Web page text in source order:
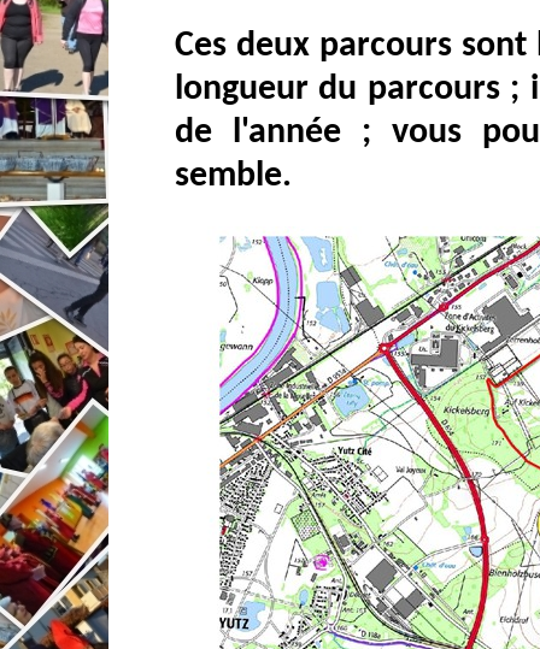
Ces deux parcours
longueur du parcours ;
de l'année ; vous
semble.